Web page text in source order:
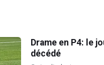
Drame en P4: le
décédé